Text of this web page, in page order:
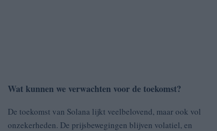
Wat kunnen we verwachten voor de toekomst?
De toekomst van Solana lijkt veelbelovend, maar ook vol
onzekerheden. De prijsbewegingen blijven volatiel, en